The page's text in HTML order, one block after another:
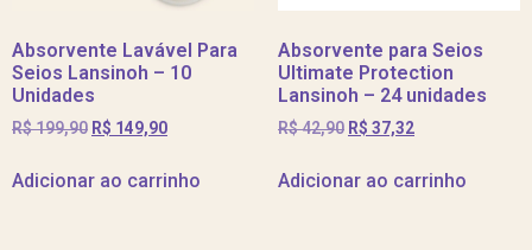
Absorvente Lavável Para
Seios Lansinoh – 10
Unidades
R$199,90 R$ 149,90
Adicionar ao carrinho
Absorvente para Seios
Ultimate Protection
Lansinoh – 24 unidades
R$42,90 R$ 37,32
Adicionar ao carrinho